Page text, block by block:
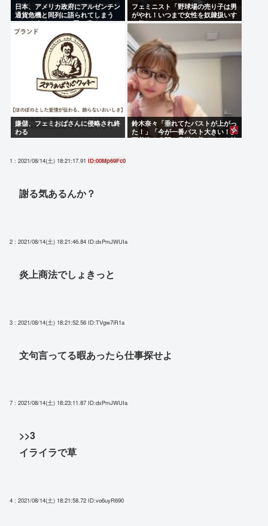
日本、アメリカ政府にアルゼンチン
通貨危機と同列に語られてしまう
wwwもうすでに158円に戻る
フェミニスト「野球場の売り子は男
がやれ！いつまで女性を奴隷扱いす
る気だ」
嫌儲、フェミおばさんに侵略され終
わる
鈴木奈々「垂れてたバストが上がっ
た！」「今が一番バスト大きい！」
下着姿を公開、豊満な美バストを披
1 : 2021/08/14(土) 18:21:17.91 ID:00Mp69Fc0
謝る気あるんか？
2 : 2021/08/14(土) 18:21:46.84 ID:dxPmJWUIa
炎上商法でしょきっと
3 : 2021/08/14(土) 18:21:52.56 ID:TVgw7iR1a
文句言ってる暇あったら仕事探せよ
7 : 2021/08/14(土) 18:23:11.87 ID:dxPmJWUIa
>>3
イライラで草
4 : 2021/08/14(土) 18:21:58.72 ID:vo6uyR690